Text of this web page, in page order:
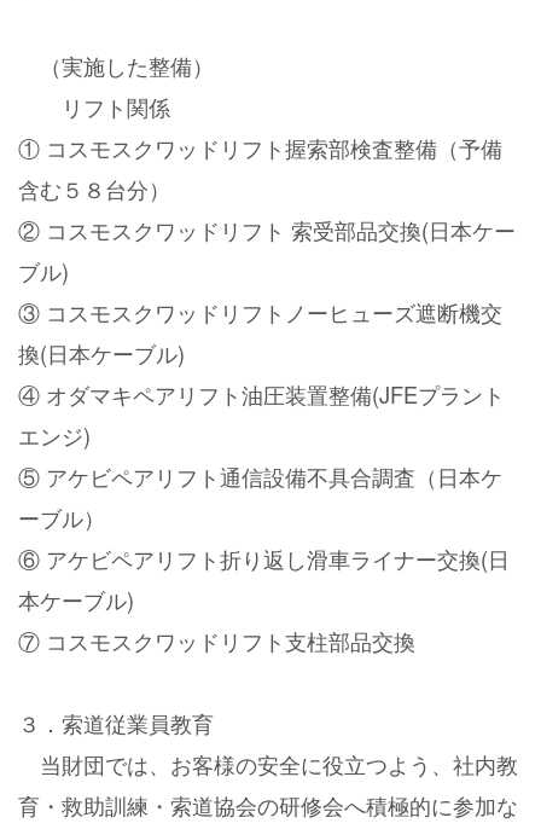
（実施した整備）
リフト関係
① コスモスクワッドリフト握索部検査整備（予備
含む５８台分）
② コスモスクワッドリフト 索受部品交換(日本ケー
ブル)
③ コスモスクワッドリフトノーヒューズ遮断機交
換(日本ケーブル)
④ オダマキペアリフト油圧装置整備(JFEプラント
エンジ)
⑤ アケビペアリフト通信設備不具合調査（日本ケ
ーブル）
⑥ アケビペアリフト折り返し滑車ライナー交換(日
本ケーブル)
⑦ コスモスクワッドリフト支柱部品交換
３．索道従業員教育
当財団では、お客様の安全に役立つよう、社内教
育・救助訓練・索道協会の研修会へ積極的に参加な